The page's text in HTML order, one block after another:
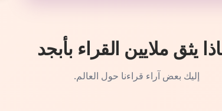
يثق ملايين القراء بأبجد
إليك بعض آراء قراءنا حول العالم.